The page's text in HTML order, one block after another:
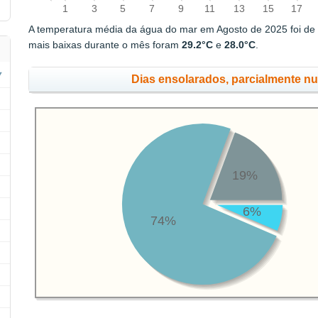
1 3 5 7 9 11 13 15 17
A temperatura média da água do mar em Agosto de 2025 foi de
mais baixas durante o mês foram29.2°C e28.0°C.
Dias ensolarados, parcialmente
6%
74%
19%